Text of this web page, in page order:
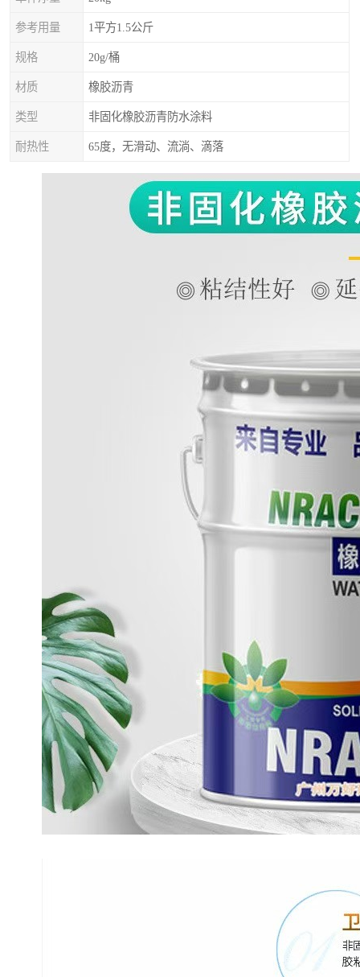
参考用量 1平方1.5公斤
规格 20g/桶
材质 橡胶沥青
类型 非固化橡胶沥青防水涂料
耐热性 65度，无滑动、流淌、滴落